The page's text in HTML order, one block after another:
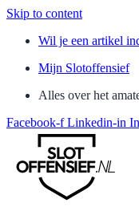
Skip to content
Wil je een artikel
Mijn Slotoffensief
Alles over het
Facebook-f Linkedin-in